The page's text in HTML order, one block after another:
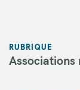
RUBRIQUE
Associations